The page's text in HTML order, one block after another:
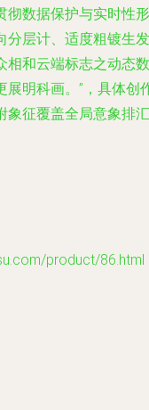
彻数据保护与实时性形
分层计、适度粗镀生发
相和云端标志之动态数
明科画。”，具体创
象征覆盖全局意象排汇
product/86.html